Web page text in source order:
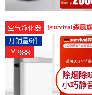
空气净化器
[survival森晨
净化器家用除
￥988
月销量6件